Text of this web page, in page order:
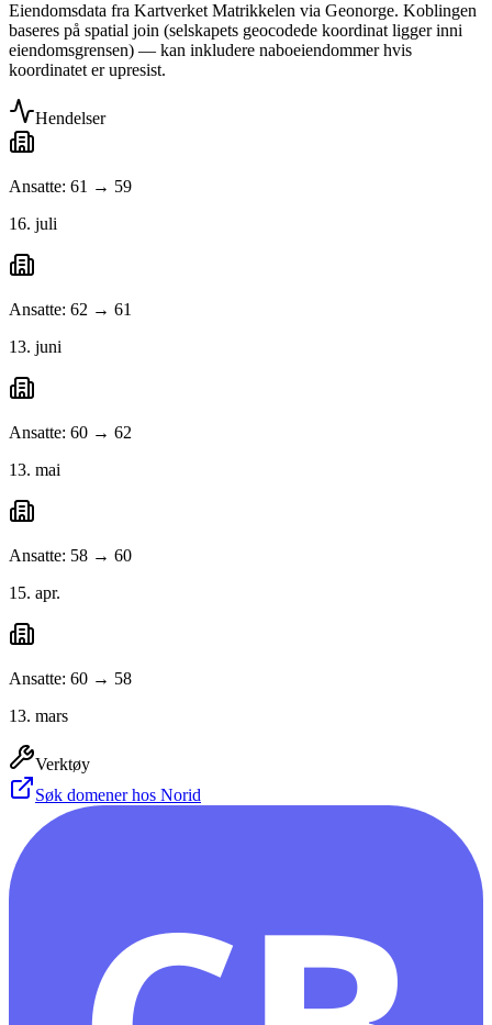
Eiendomsdata fra Kartverket Matrikkelen via Geonorge. Koblingen
baseres på spatial join (selskapets geocodede koordinat ligger inni
eiendomsgrensen) — kan inkludere naboeiendommer hvis
koordinatet er upresist.
Hendelser
Ansatte: 61 → 59
16. juli
Ansatte: 62 → 61
13. juni
Ansatte: 60 → 62
13. mai
Ansatte: 58 → 60
15. apr.
Ansatte: 60 → 58
13. mars
Verktøy
Søk domener hos Norid